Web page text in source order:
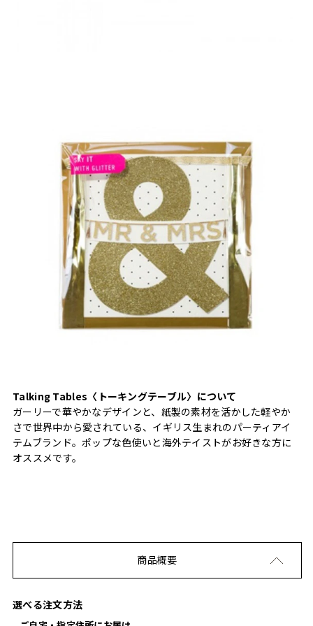
Talking Tables〈トーキングテーブル〉について
ガーリーで華やかなデザインと、紙製の素材を活かした軽やか
さで世界中から愛されている、イギリス生まれのパーティアイ
テムブランド。ポップな色使いと海外テイストがお好きな方に
オススメです。
商品概要
選べる注文方法